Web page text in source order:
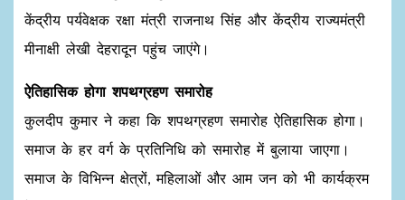
केंद्रीय पर्यवेक्षक रक्षा मंत्री राजनाथ सिंह और केंद्रीय राज्यमंत्री
मीनाक्षी लेखी देहरादून पहुंच जाएंगे।
ऐतिहासिक होगा शपथग्रहण समारोह
कुलदीप कुमार ने कहा कि शपथग्रहण समारोह ऐतिहासिक होगा।
समाज के हर वर्ग के प्रतिनिधि को समारोह में बुलाया जाएगा।
समाज के विभिन्न क्षेत्रों, महिलाओं और आम जन को भी कार्यक्रम